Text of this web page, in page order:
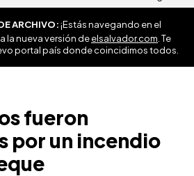
ARCHIVO:¡Estás navegando en el
la nueva versión deelsalvador.com . Te
portal país donde coincidimos todos.
fueron
por un incendio